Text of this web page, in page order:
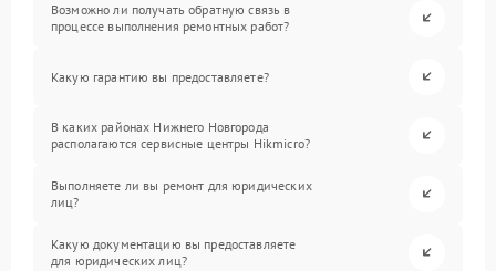
Возможно ли получать обратную связь в
процессе выполнения ремонтных работ?
Какую гарантию вы предоставляете?
В каких районах Нижнего Новгорода
располагаются сервисные центры Hikmicro?
Выполняете ли вы ремонт для юридических
лиц?
Какую документацию вы предоставляете
для юридических лиц?